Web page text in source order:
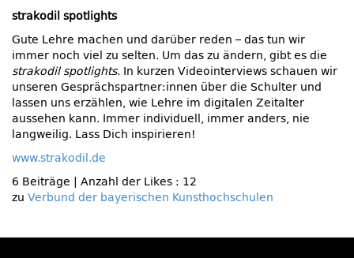
strakodil spotlights
Gute Lehre machen und darüber reden – das tun wir
immer noch viel zu selten. Um das zu ändern, gibt es die
strakodil spotlights. In kurzen Videointerviews schauen wir
unseren Gesprächspartner:innen über die Schulter und
lassen uns erzählen, wie Lehre im digitalen Zeitalter
aussehen kann. Immer individuell, immer anders, nie
langweilig. Lass Dich inspirieren!
www.strakodil.de
6 Beiträge
Anzahl der Likes : 12
zu Verbund der bayerischen Kunsthochschulen